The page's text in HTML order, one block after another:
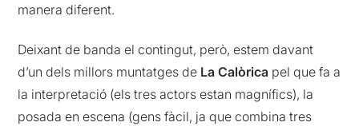
manera diferent.
Deixant de banda el contingut, però, estem davant
d’un dels millors muntatges de La Calòrica pel que fa a
la interpretació (els tres actors estan magnífics), la
posada en escena (gens fàcil, ja que combina tres